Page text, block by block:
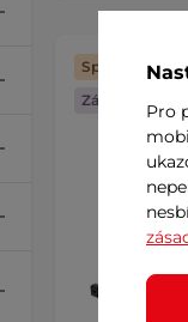
Splátky za 0%
Záruka 10 let
Pro